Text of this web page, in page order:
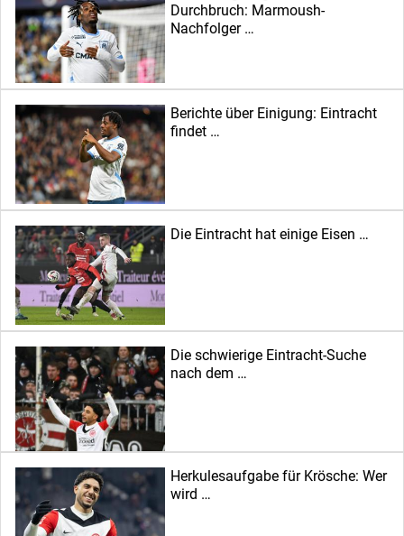
Durchbruch: Marmoush-
Nachfolger …
Berichte über Einigung: Eintracht
findet …
Die Eintracht hat einige Eisen …
Die schwierige Eintracht-Suche
nach dem …
Herkulesaufgabe für Krösche: Wer
wird …